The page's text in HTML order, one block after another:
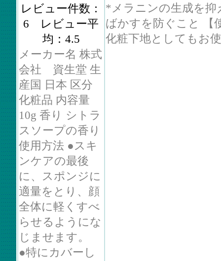
レビュー件数：
6 レビュー平
均：4.5
メーカー名 株式
会社 資生堂 生
産国 日本 区分
化粧品 内容量
10g 香り シトラ
スソープの香り
使用方法 ●スキ
ンケアの最後
に、スポンジに
適量をとり、顔
全体に軽くすべ
らせるようにな
じませます。
●特にカバーし
*メラニンの生成を抑
ばかすを防ぐこと 【
化粧下地としてもお